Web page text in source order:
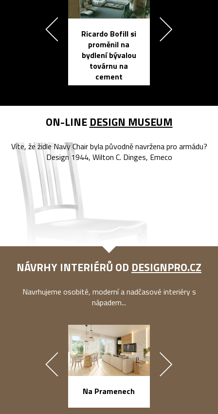
Ricardo Bofill si
proměnil na
bydlení bývalou
továrnu na
cement
ON-LINE DESIGN MUSEUM
Víte, že židle Navy Chair byla původně navržena pro armádu?
Design 1944, Wilton C. Dinges, Emeco
NÁVRHY INTERIÉRŮ OD DESIGNPRO.CZ
Navrhujeme osobité, moderní a nadčasové interiéry s
nápadem...
Na Pramenech